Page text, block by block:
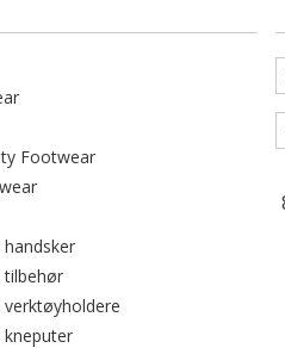
E
Filtrer etter category: Elka
FootwearFiltrer etter category:
Filtrer etter category: Engel
valgte For øyeblikket sortert etter
handskerFiltrer etter category:
tilbehørFiltrer etter category:
verktøyholdere
kneputerFiltrer etter category: